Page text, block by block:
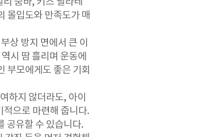
몰입도와 만족도가 매
상 방지 면에서 큰 이
시 땀 흘리며 운동에
부모에게도 좋은 기회
하지 않더라도, 아이
적으로 마련해 줍니다.
공유할 수 있습니다.